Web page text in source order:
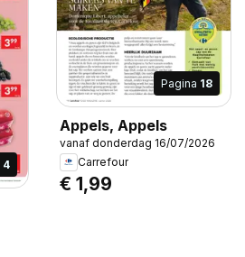
4
Pagina 18
Appels, Appels
vanaf donderdag 16/07/2026
Carrefour
€ 1,99